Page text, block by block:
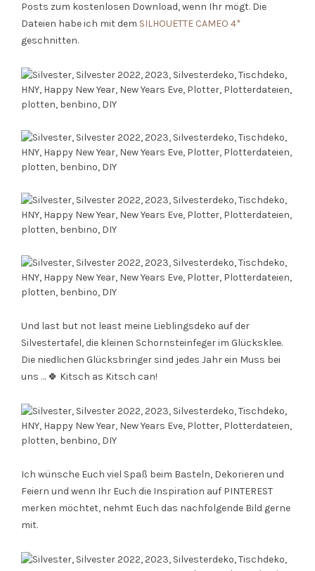
Posts zum kostenlosen Download, wenn Ihr mögt. Die
Dateien habe ich mit dem SILHOUETTE CAMEO 4*
geschnitten.
Und last but not least meine Lieblingsdeko auf der
Silvestertafel, die kleinen Schornsteinfeger im Glücksklee.
Die niedlichen Glücksbringer sind jedes Jahr ein Muss bei
uns … 🍀 Kitsch as Kitsch can!
Ich wünsche Euch viel Spaß beim Basteln, Dekorieren und
Feiern und wenn Ihr Euch die Inspiration auf PINTEREST
merken möchtet, nehmt Euch das nachfolgende Bild gerne
mit.